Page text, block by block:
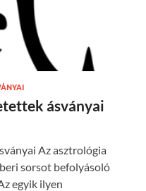
ásványai
Az asztrológia
sorsot befolyásoló
egyik ilyen